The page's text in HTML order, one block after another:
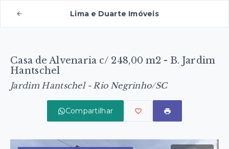
Lima e Duarte Imóveis
Casa de Alvenaria c/ 248,00 m2 - B. Jardim
Hantschel
Jardim Hantschel - Rio Negrinho/SC
Compartilhar